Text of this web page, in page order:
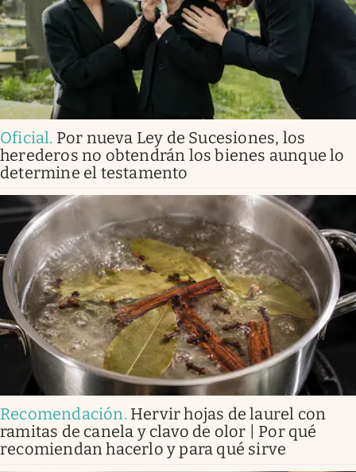
Oficial. Por nueva Ley de Sucesiones, los
herederos no obtendrán los bienes aunque lo
determine el testamento
Recomendación. Hervir hojas de laurel con
ramitas de canela y clavo de olor | Por qué
recomiendan hacerlo y para qué sirve